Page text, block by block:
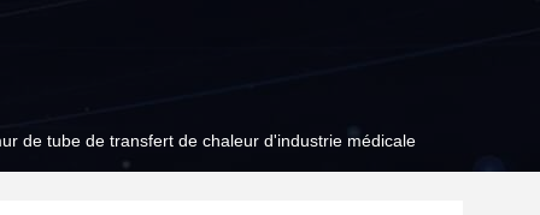
de tube de transfert de chaleur d'industrie médicale